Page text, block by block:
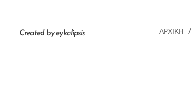
Created by eykalipsis ΑΡΧΙΚΉ